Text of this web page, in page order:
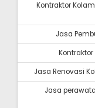
Kontraktor
Jasa
Jasa Renovasi
Jasa